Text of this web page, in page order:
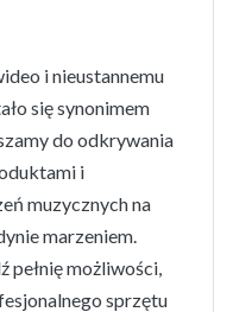
i nieustannemu
się synonimem
do odkrywania
i
muzycznych na
marzeniem.
pełnię możliwości,
sprzętu